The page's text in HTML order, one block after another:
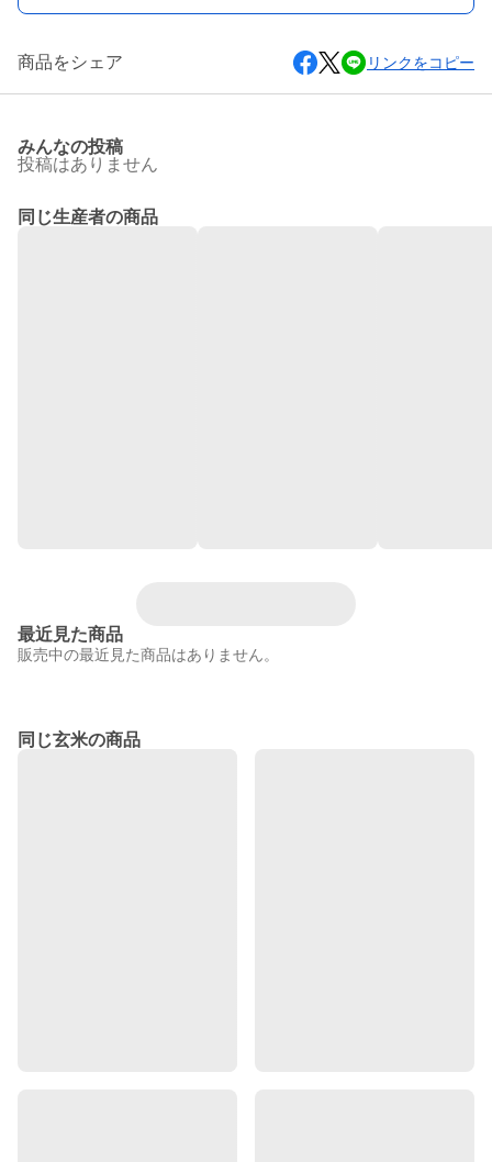
商品をシェア リンクをコピー
みんなの投稿
投稿はありません
同じ生産者の商品
最近見た商品
販売中の最近見た商品はありません。
同じ玄米の商品